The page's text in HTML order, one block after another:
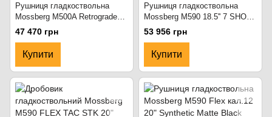
Рушниця гладкоствольна
Mossberg M500A Retrograde
кал.12 Чорний/Коричневий
47 470 грн
Купити
Рушниця гладкоствольна
Mossberg M590 18.5'' 7 SHOT
FLEX TAC STOCK чорна
53 956 грн
Купити